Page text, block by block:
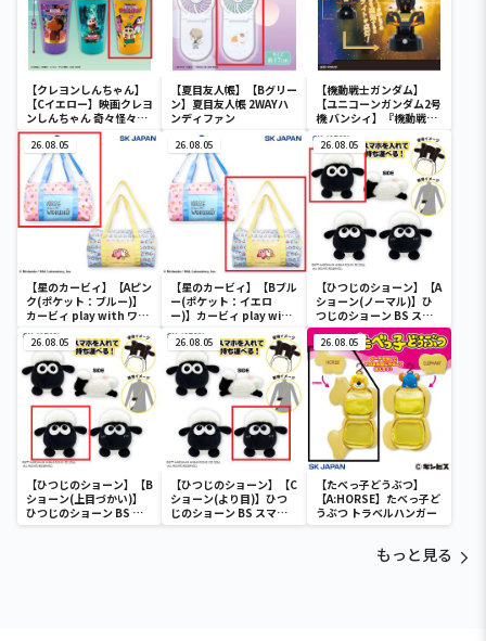
【クレヨンしんちゃん】
【Cイエロー】映画クレヨ
ンしんちゃん 奇々怪々！
オラの妖怪バケ～ション
フルカラータンブラー
【夏目友人帳】【Bグリー
ン】夏目友人帳 2WAYハ
ンディファン
【機動戦士ガンダム】
【ユニコーンガンダム2号
機 バンシィ】『機動戦士
ーライト-ユニコーンガン
ダム2号機 バンシィ（デ
ストロイモード）-
26.08.05
【星のカービィ】【Aピン
ク(ポケット：ブルー)】
カービィ play with ワド
ルディ ボストンバッグ
26.08.05
【星のカービィ】【Bブル
ー(ポケット：イエロ
ー)】カービィ play with
ワドルディ ボストンバッ
グ
26.08.05
【ひつじのショーン】【A
ショーン(ノーマル)】ひ
つじのショーン BS スマ
ホショーンルダー
26.08.05
【ひつじのショーン】【B
ショーン(上目づかい)】
ひつじのショーン BS ス
マホショーンルダー
26.08.05
【ひつじのショーン】【C
ショーン(より目)】ひつ
じのショーン BS スマホ
ショーンルダー
26.08.05
【たべっ子どうぶつ】
【A:HORSE】たべっ子ど
うぶつ トラベルハンガー
もっと見る